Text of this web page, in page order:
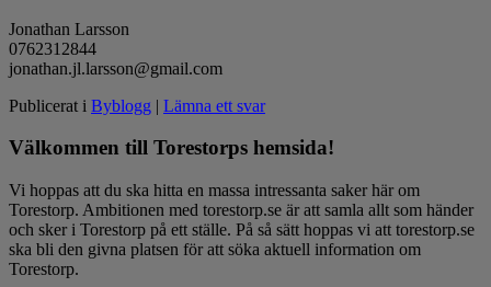
Jonathan Larsson
0762312844
jonathan.jl.larsson@gmail.com
Publicerat i Byblogg | Lämna ett svar
Välkommen till Torestorps hemsida!
Vi hoppas att du ska hitta en massa intressanta saker här om
Torestorp. Ambitionen med torestorp.se är att samla allt som händer
och sker i Torestorp på ett ställe. På så sätt hoppas vi att torestorp.se
ska bli den givna platsen för att söka aktuell information om
Torestorp.